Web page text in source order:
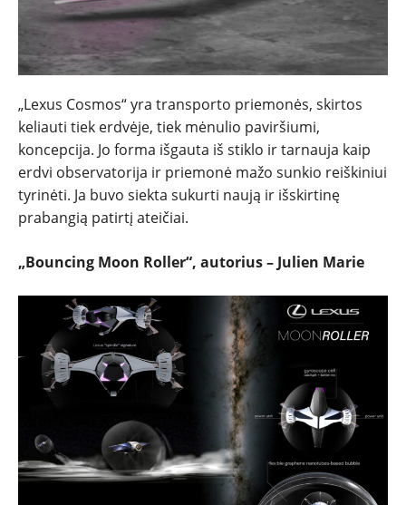
„Lexus Cosmos“ yra transporto priemonės, skirtos
keliauti tiek erdvėje, tiek mėnulio paviršiumi,
koncepcija. Jo forma išgauta iš stiklo ir tarnauja kaip
erdvi observatorija ir priemonė mažo sunkio reiškiniui
tyrinėti. Ja buvo siekta sukurti naują ir išskirtinę
prabangią patirtį ateičiai.
„Bouncing Moon Roller“, autorius – Julien Marie